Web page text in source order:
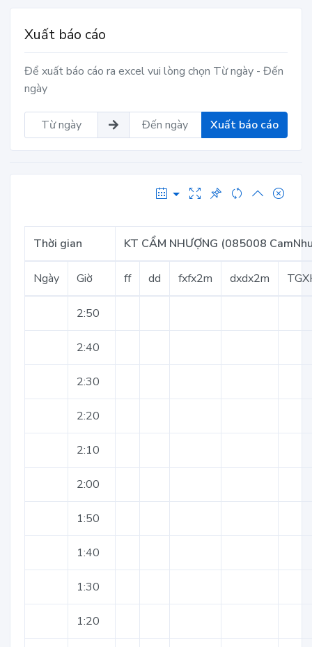
Xuất báo cáo
Để xuất báo cáo ra excel vui lòng chọn Từ ngày - Đến
ngày
Xuất báo cáo
Thời gian KT CẨM NHƯỢNG (085008
Ngày Giờ ff dd fxfx2m dxdx2m
2:50
2:40
2:30
2:20
2:10
2:00
1:50
1:40
1:30
1:20